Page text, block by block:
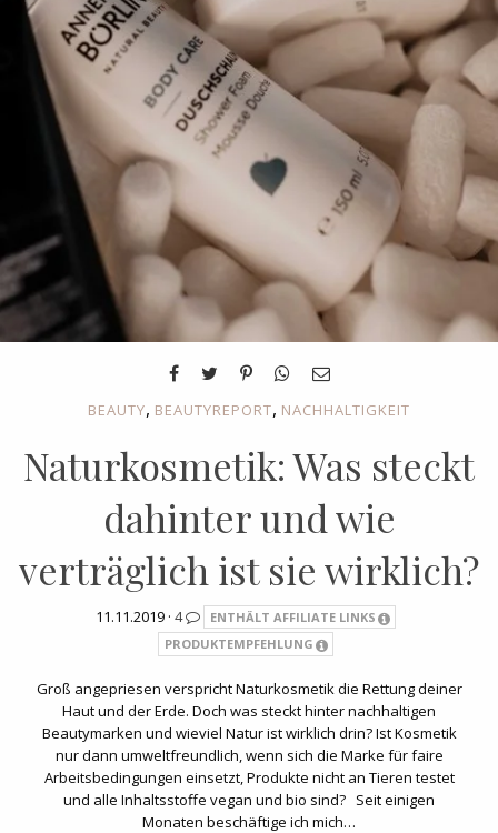
BEAUTY, BEAUTYREPORT, NACHHALTIGKEIT
Naturkosmetik: Was steckt
dahinter und wie
verträglich ist sie wirklich?
11.11.2019 · 4
ENTHÄLT AFFILIATE LINKS
PRODUKTEMPFEHLUNG
Groß angepriesen verspricht Naturkosmetik die Rettung deiner
Haut und der Erde. Doch was steckt hinter nachhaltigen
Beautymarken und wieviel Natur ist wirklich drin? Ist Kosmetik
nur dann umweltfreundlich, wenn sich die Marke für faire
Arbeitsbedingungen einsetzt, Produkte nicht an Tieren testet
und alle Inhaltsstoffe vegan und bio sind? Seit einigen
Monaten beschäftige ich mich…